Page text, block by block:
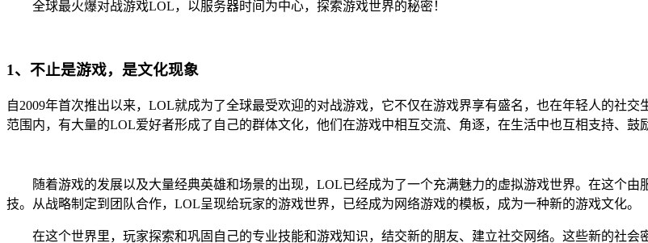
全球最火爆对战游戏LOL，以服务器时间为中心，探索游戏世界的秘密！
1、不止是游戏，是文化现象
自2009年首次推出以来，LOL就成为了全球最受欢迎的对战游戏，它不仅在游戏界享有盛名，也在年轻人的社
范围内，有大量的LOL爱好者形成了自己的群体文化，他们在游戏中相互交流、角逐，在生活中也互相支持、鼓
随着游戏的发展以及大量经典英雄和场景的出现，LOL已经成为了一个充满魅力的虚拟游戏世界。在这个由
技。从战略制定到团队合作，LOL呈现给玩家的游戏世界，已经成为网络游戏的模板，成为一种新的游戏文化。
在这个世界里，玩家探索和巩固自己的专业技能和游戏知识，结交新的朋友、建立社交网络。这些新的社会